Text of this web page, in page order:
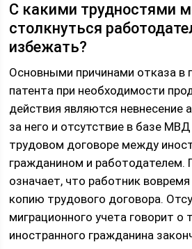
С какими трудностями
столкнуться
избежать?
Основными причинами отказа в
патента при необходимости
действия являются невнесение
за него и отсутствие в базе
трудовом договоре между
гражданином и работодателем.
означает, что работник
копию трудового договора.
миграционного учета говорит о
иностранного гражданина